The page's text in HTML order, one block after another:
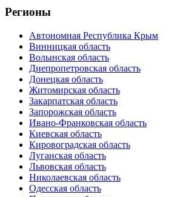
Регионы
Автономная Республика Крым
Винницкая область
Волынская область
Днепропетровская область
Донецкая область
Житомирская область
Закарпатская область
Запорожская область
Ивано-Франковская область
Киевская область
Кировоградская область
Луганская область
Львовская область
Николаевская область
Одесская область